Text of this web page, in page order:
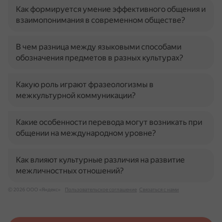
Как формируется умение эффективного общения и
взаимопонимания в современном обществе?
В чем разница между языковыми способами
обозначения предметов в разных культурах?
Какую роль играют фразеологизмы в
межкультурной коммуникации?
Какие особенности перевода могут возникать при
общении на международном уровне?
Как влияют культурные различия на развитие
межличностных отношений?
© 2026 ООО «Яндекс» Пользовательское соглашение Связаться с нами